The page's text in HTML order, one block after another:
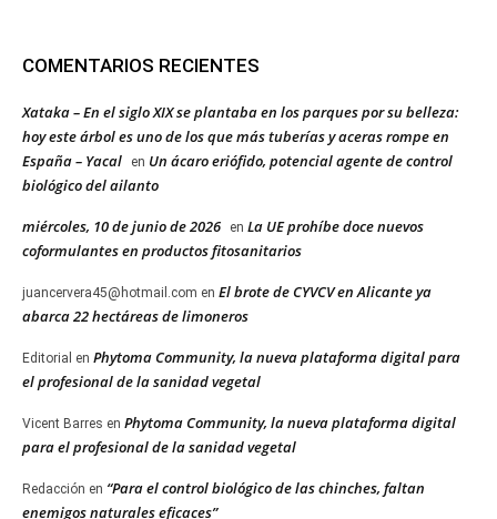
COMENTARIOS RECIENTES
Xataka – En el siglo XIX se plantaba en los parques por su belleza:
hoy este árbol es uno de los que más tuberías y aceras rompe en
España – Yacal
en Un ácaro eriófido, potencial agente de control
biológico del ailanto
miércoles, 10 de junio de 2026 en La UE prohíbe doce nuevos
coformulantes en productos fitosanitarios
juancervera45@hotmail.com en El brote de CYVCV en Alicante ya
abarca 22 hectáreas de limoneros
Editorial en Phytoma Community, la nueva plataforma digital para
el profesional de la sanidad vegetal
Vicent Barres en Phytoma Community, la nueva plataforma digital
para el profesional de la sanidad vegetal
Redacción en “Para el control biológico de las chinches, faltan
enemigos naturales eficaces”